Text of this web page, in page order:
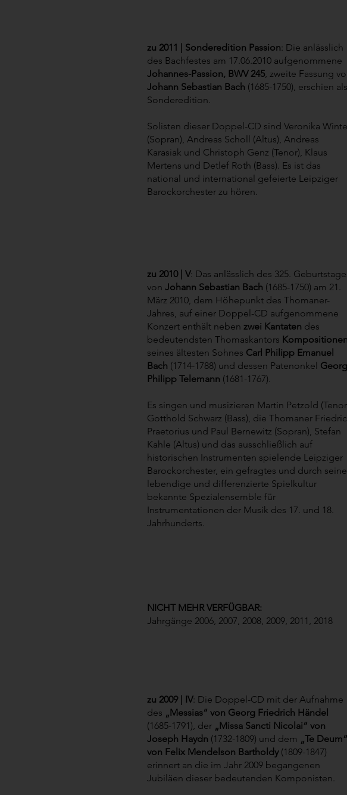
zu 2011 | Sonderedition Passion: Die anlässlich
des Bachfestes am 17.06.2010 aufgenommene
Johannes-Passion, BWV 245, zweite Fassung
Johann Sebastian Bach (1685-1750), erschien als
Sonderedition.
Solisten dieser Doppel-CD sind Veronika
(Sopran), Andreas Scholl (Altus), Andreas
Karasiak und Christoph Genz (Tenor), Klaus
Mertens und Detlef Roth (Bass). Es ist das
national und international gefeierte Leipziger
Barockorchester zu hören.
zu 2010 | V: Das anlässlich des 325.
von Johann Sebastian Bach (1685-1750) am 21.
März 2010, dem Höhepunkt des Thomaner-
Jahres, auf einer Doppel-CD aufgenommene
Konzert enthält neben zwei Kantaten des
bedeutendsten Thomaskantors Kompositionen
seines ältesten Sohnes Carl Philipp Emanuel
Bach (1714-1788) und dessen Patenonkel Georg
Philipp Telemann (1681-1767).
Es singen und musizieren Martin Petzold
Gotthold Schwarz (Bass), die Thomaner
Praetorius und Paul Bernewitz (Sopran), Stefan
Kahle (Altus) und das ausschließlich auf
historischen Instrumenten spielende Leipziger
Barockorchester, ein gefragtes und durch seine
lebendige und differenzierte Spielkultur
bekannte Spezialensemble für
Instrumentationen der Musik des 17. und 18.
Jahrhunderts.
NICHT MEHR VERFÜGBAR:
Jahrgänge 2006, 2007, 2008, 2009, 2011, 2018
zu 2009 | IV: Die Doppel-CD mit der Aufnahme
des „Messias“ von Georg Friedrich Händel
(1685-1791), der „Missa Sancti Nicolai“ von
Joseph Haydn (1732-1809) und dem „Te Deum“
von Felix Mendelson Bartholdy(1809-1847)
erinnert an die im Jahr 2009 begangenen
Jubiläen dieser bedeutenden Komponisten.